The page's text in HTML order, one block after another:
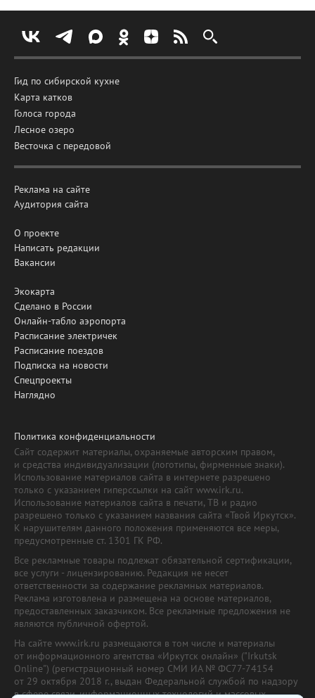
Гид по сибирской кухне
Карта катков
Голоса города
Лесное озеро
Весточка с передовой
Реклама на сайте
Аудитория сайта
О проекте
Написать редакции
Вакансии
Экокарта
Сделано в России
Онлайн-табло аэропорта
Расписание электричек
Расписание поездов
Подписка на новости
Спецпроекты
Наглядно
Политика конфиденциальности
Сайт содержит материалы, охраняемые авторским правом,
и средства индивидуализации (логотипы, фирменные знаки).
Использование материалов сайта в интернете разрешено
только с указанием гиперссылки на сайт www.irk.ru.
Использование материалов сайта в печати, ТВ и радио
разрешено только с указанием названия сайта «Твой Иркутск».
К нарушителям данного положения применяются все меры,
предусмотренные ст. 1301 ГК РФ.
Все рекламные товары подлежат обязательной сертификации,
все услуги - лицензированию. Редакция не несет
ответственности за содержание рекламных материалов.
Реклама изготовлена и размещена на основе материалов,
предоставленных заказчиком. Все рекламные предложения не
являются публичной офертой.
На сайте www.irk.ru размещаются в том числе и материалы
от информационного агентства «Иркутск онлайн» ("Irkutsk
Online") (регистрационный номер СМИ ИА № ФС77-74154
от 29 октября 2018 г., выдан Федеральной службой по надзору
в сфере связи, информационных технологий и массовых